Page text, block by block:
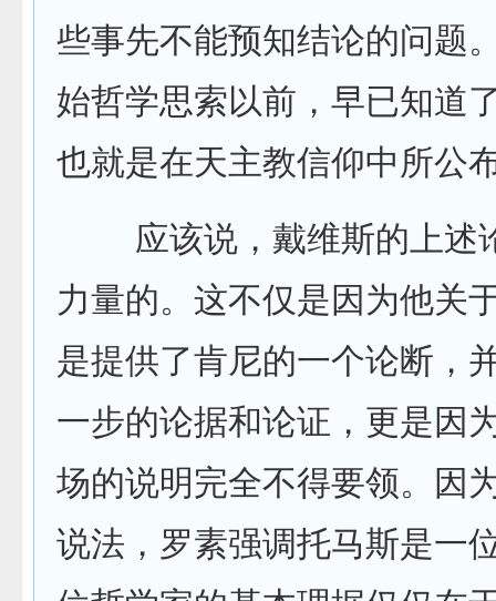
些事先不能预知结论的问题
始哲学思索以前，早已知道
也就是在天主教信仰中所公
应该说，戴维斯的上述
力量的。这不仅是因为他关
是提供了肯尼的一个论断，
一步的论据和论证，更是因
场的说明完全不得要领。因
说法，罗素强调托马斯是一